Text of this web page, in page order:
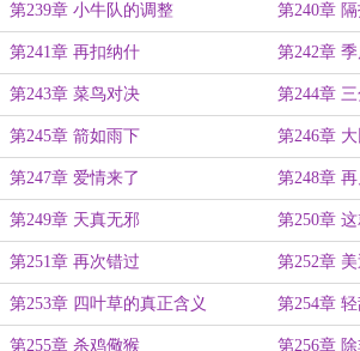
第239章 小牛队的调整 第240章
第241章 再扣纳什 第242章
第243章 菜鸟对决 第244章
第245章 箭如雨下 第246章 大
第247章 爱情来了 第248章
第249章 天真无邪 第250章
250
第251章 再次错过 第252章
第253章 四叶草的真正含义 第254章
第255章 杀鸡儆猴 第256章